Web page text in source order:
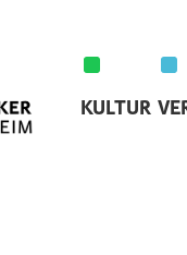
KULTUR